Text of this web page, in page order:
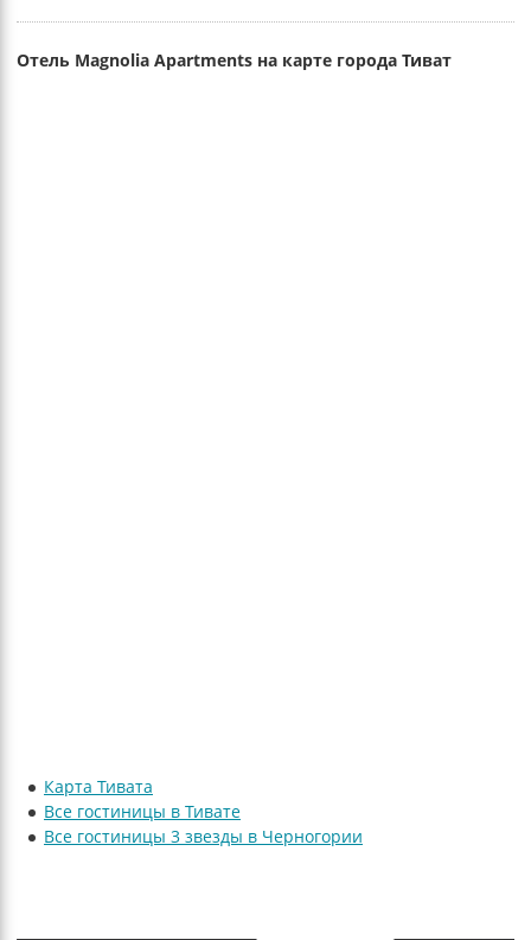
Отель Magnolia Apartments на карте города Тиват
Карта Тивата
Все гостиницы в Тивате
Все гостиницы 3 звезды в Черногории